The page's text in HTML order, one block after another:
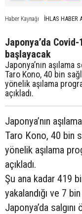
Haber Kaynağı İHLAS HABER
Japonya’da Covid-
başlayacak
Japonya’nın
Taro Kono, 40 bin
yönelik aşılama
açıkladı.
Japonya’nın
Taro Kono, 40 bin
yönelik aşılama
açıkladı.
Şu ana kadar 419
yakalandığı ve 7
Japonya’da